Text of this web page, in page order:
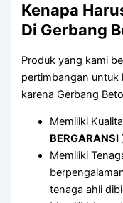
Kenapa
Di Gerbang
Produk yang kami
pertimbangan untuk
karena Gerbang
Memiliki
BERGARANSI
Memiliki
tenaga ahli